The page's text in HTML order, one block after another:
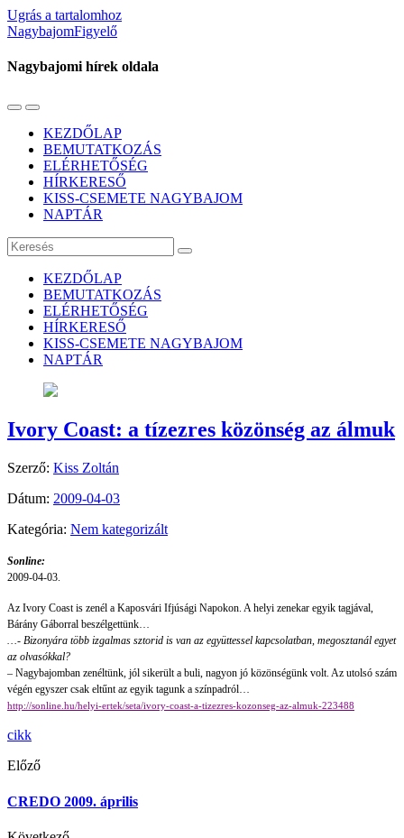
Ugrás a tartalomhoz
NagybajomFigyelő
Nagybajomi hírek oldala
Váltás
mobil
menüre
Használja
keresés
mezőt
KEZDŐLAP
BEMUTATKOZÁS
ELÉRHETŐSÉG
HÍRKERESŐ
KISS-CSEMETE NAGYBAJOM
NAPTÁR
Keresés
KEZDŐLAP
BEMUTATKOZÁS
ELÉRHETŐSÉG
HÍRKERESŐ
KISS-CSEMETE NAGYBAJOM
NAPTÁR
Ivory Coast: a tízezres közönség az álmuk
Szerző: Kiss Zoltán
Dátum: 2009-04-03
Kategória: Nem kategorizált
Sonline:
2009-04-03.
Az Ivory Coast is zenél a Kaposvári Ifjúsági Napokon. A helyi zenekar egyik tagjával,
Bárány Gáborral beszélgettünk…
…- Bizonyára több izgalmas sztorid is van az együttessel kapcsolatban, megosztanál egyet
az olvasókkal?
– Nagybajomban zenéltünk, jól sikerült a buli, nagyon jó közönségünk volt. Az utolsó szám
végén egyszer csak eltűnt az egyik tagunk a színpadról…
http://sonline.hu/helyi-ertek/seta/ivory-coast-a-tizezres-kozonseg-az-almuk-223488
cikk
Előző
CREDO 2009. április